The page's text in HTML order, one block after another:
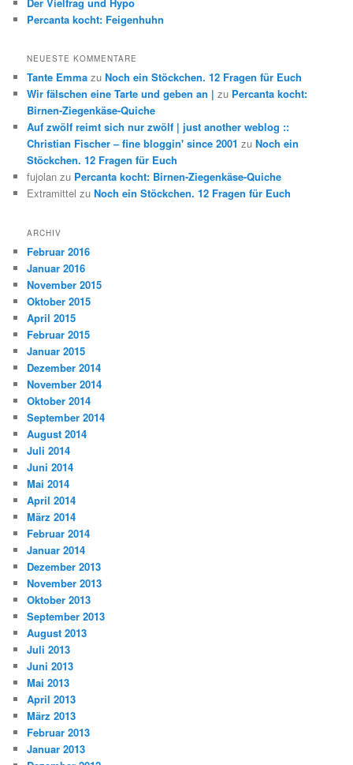
Percanta kocht: Feigenhuhn
NEUESTE KOMMENTARE
Tante Emma zuNoch ein Stöckchen. 12 Fragen für Euch
Wir fälschen eine Tarte und geben an | zu Percanta kocht:
Birnen-Ziegenkäse-Quiche
Auf zwölf reimt sich nur zwölf | just another weblog ::
Christian Fischer – fine bloggin' since 2001 zuNoch ein
Stöckchen. 12 Fragen für Euch
fujolan zu Percanta kocht: Birnen-Ziegenkäse-Quiche
Extramittel zuNoch ein Stöckchen. 12 Fragen für Euch
ARCHIV
Februar 2016
Januar 2016
November 2015
Oktober 2015
April 2015
Februar 2015
Januar 2015
Dezember 2014
November 2014
Oktober 2014
September 2014
August 2014
Juli 2014
Juni 2014
Mai 2014
April 2014
März 2014
Februar 2014
Januar 2014
Dezember 2013
November 2013
Oktober 2013
September 2013
August 2013
Juli 2013
Juni 2013
Mai 2013
April 2013
März 2013
Februar 2013
Januar 2013